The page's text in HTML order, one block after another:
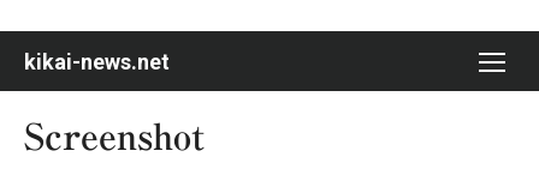
content
kikai-news.net
Screenshot